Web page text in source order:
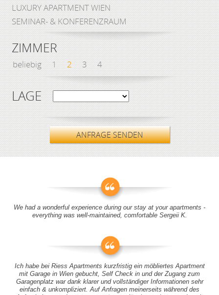
LUXURY APARTMENT WIEN
SEMINAR- & KONFERENZRAUM
ZIMMER
beliebig 1 2 3 4
LAGE
ANFRAGE SENDEN
We had a wonderful experience during our stay at your apartments -
everything was well-maintained, comfortable Sergeii K.
Ich habe bei Riess Apartments kurzfristig ein möbliertes Apartment
mit Garage in Wien gebucht, Self Check in und der Zugang zum
Garagenplatz war dank klarer und vollständiger Informationen sehr
einfach & unkompliziert. Auf Anfragen meinerseits während des